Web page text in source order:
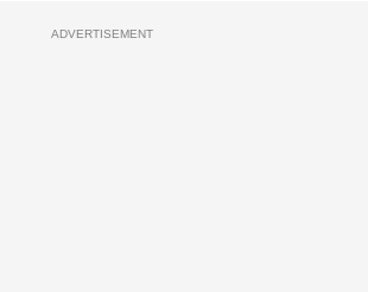
ADVERTISEMENT